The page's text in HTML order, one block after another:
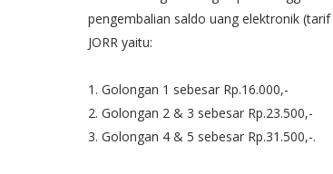
pengembalian saldo uang elektronik
JORR yaitu:
1. Golongan 1 sebesar Rp.16.000,-
2. Golongan 2 & 3 sebesar Rp.23.500,-
3. Golongan 4 & 5 sebesar Rp.31.500,-.